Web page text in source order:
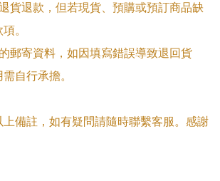
貨退款，但若現貨、預購或預訂商品缺
。
郵寄資料，如因填寫錯誤導致退回貨
自行承擔。
備註，如有疑問請隨時聯繫客服。感謝